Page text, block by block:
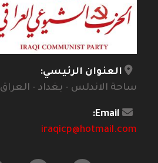
العنوان الرئيسي:
ساحة الاندلس - بغداد - العراق
Email:
iraqicp@hotmail.com